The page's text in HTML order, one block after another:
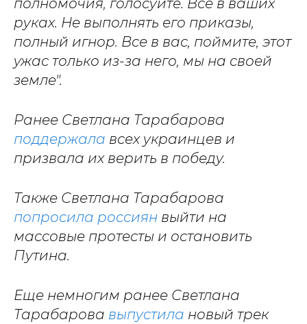
полномочия, голосуйте. Все в ваших
руках. Не выполнять его приказы,
полный игнор. Все в вас, поймите, этот
ужас только из-за него, мы на своей
земле".
Ранее Светлана Тарабарова
поддержала всех украинцев и
призвала их верить в победу.
Также Светлана Тарабарова
попросила россиян выйти на
массовые протесты и остановить
Путина.
Еще немногим ранее Светлана
Тарабарова выпустила новый трек